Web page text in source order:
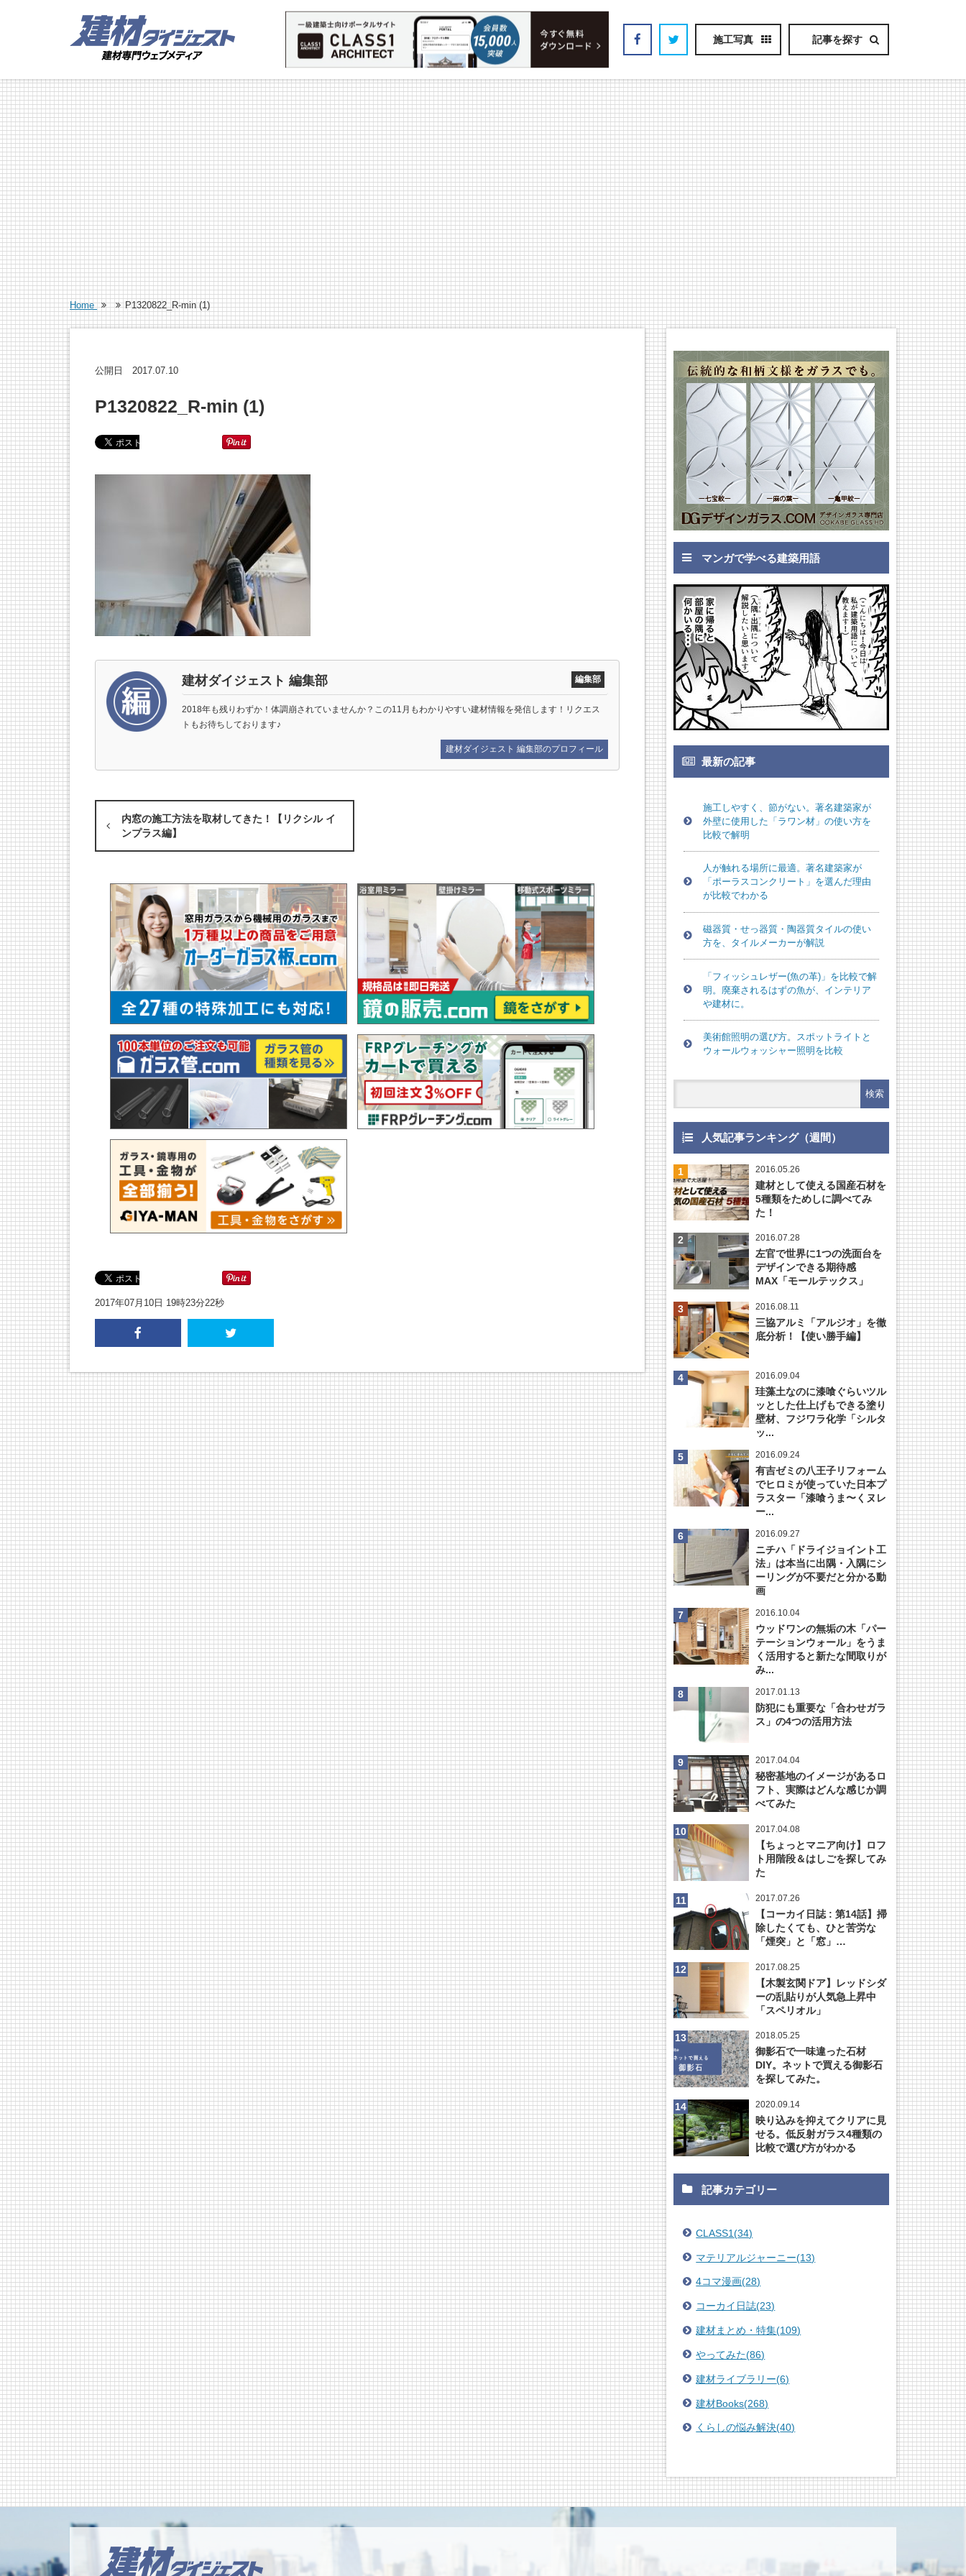
施工写真 記事を探す
Home P1320822_R-min (1)
公開日 2017.07.10
P1320822_R-min (1)
建材ダイジェスト 編集部 編集部
2018年も残りわずか！体調崩されていませんか？この11月もわかりやすい建材情報を発信します！リクエス
トもお待ちしております♪
建材ダイジェスト 編集部のプロフィール
内窓の施工方法を取材してきた！【リクシル イ
ンプラス編】
2017年07月10日 19時23分22秒
マンガで学べる建築用語
最新の記事
施工しやすく、節がない。著名建築家が
外壁に使用した「ラワン材」の使い方を
比較で解明
人が触れる場所に最適。著名建築家が
「ポーラスコンクリート」を選んだ理由
が比較でわかる
磁器質・せっ器質・陶器質タイルの使い
方を、タイルメーカーが解説
「フィッシュレザー(魚の革)」を比較で解
明。廃棄されるはずの魚が、インテリア
や建材に。
美術館照明の選び方。スポットライトと
ウォールウォッシャー照明を比較
人気記事ランキング（週間）
2016.05.26
建材として使える国産石材を
5種類をためしに調べてみ
た！
2016.07.28
左官で世界に1つの洗面台を
デザインできる期待感
MAX「モールテックス」
2016.08.11
三協アルミ「アルジオ」を徹
底分析！【使い勝手編】
2016.09.04
珪藻土なのに漆喰ぐらいツル
ッとした仕上げもできる塗り
壁材、フジワラ化学「シルタ
ッ...
2016.09.24
有吉ゼミの八王子リフォーム
でヒロミが使っていた日本プ
ラスター「漆喰うま〜くヌレ
ー...
2016.09.27
ニチハ「ドライジョイント工
法」は本当に出隅・入隅にシ
ーリングが不要だと分かる動
画
2016.10.04
ウッドワンの無垢の木「パー
テーションウォール」をうま
く活用すると新たな間取りが
み...
2017.01.13
防犯にも重要な「合わせガラ
ス」の4つの活用方法
2017.04.04
秘密基地のイメージがあるロ
フト、実際はどんな感じか調
べてみた
2017.04.08
【ちょっとマニア向け】ロフ
ト用階段＆はしごを探してみ
た
2017.07.26
【コーカイ日誌 : 第14話】掃
除したくても、ひと苦労な
「煙突」と「窓」…
2017.08.25
【木製玄関ドア】レッドシダ
ーの乱貼りが人気急上昇中
「スペリオル」
2018.05.25
御影石で一味違った石材
DIY。ネットで買える御影石
を探してみた。
2020.09.14
映り込みを抑えてクリアに見
せる。低反射ガラス4種類の
比較で選び方がわかる
記事カテゴリー
CLASS1(34)
マテリアルジャーニー(13)
4コマ漫画(28)
コーカイ日誌(23)
建材まとめ・特集(109)
やってみた(86)
建材ライブラリー(6)
建材Books(268)
くらしの悩み解決(40)